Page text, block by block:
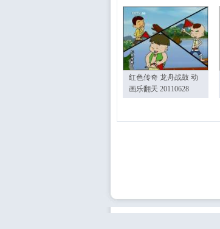
红色传奇 龙舟战鼓 动
画乐翻天 20110628